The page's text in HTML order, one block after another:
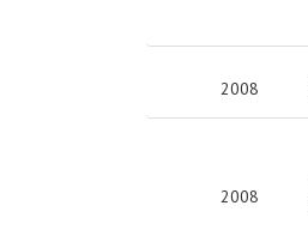
2008
2008